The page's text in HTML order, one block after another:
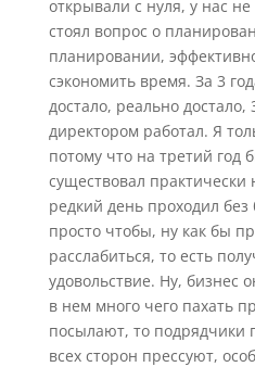
открывали с нуля, у нас
стоял вопрос о
планировании,
сэкономить время. За 3
достало, реально
директором работал. Я
потому что на третий год
существовал практически
редкий день проходил
просто чтобы, ну как бы
расслабиться, то есть
удовольствие. Ну, бизнес
в нем много чего пахать
посылают, то подрядчики
всех сторон прессуют,